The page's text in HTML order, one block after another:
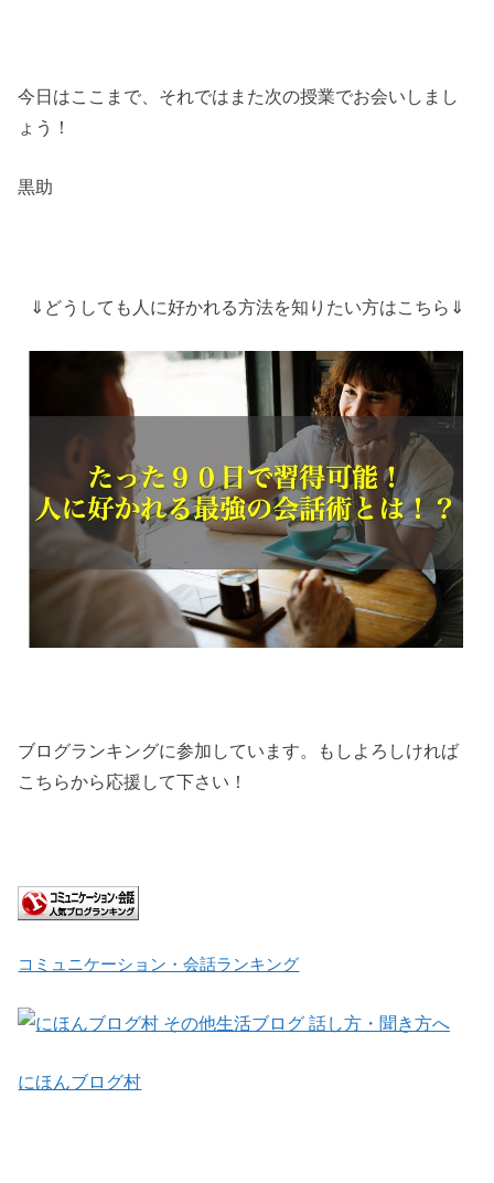
今日はここまで、それではまた次の授業でお会いしまし
ょう！
黒助
⇓どうしても人に好かれる方法を知りたい方はこちら⇓
ブログランキングに参加しています。もしよろしければ
こちらから応援して下さい！
コミュニケーション・会話ランキング
にほんブログ村